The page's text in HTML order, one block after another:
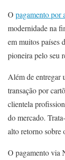
O pagamento por
modernidade na
em muitos países
pioneira pelo seu
Além de entregar
transação por
clientela
do mercado.
alto retorno sobre
O pagamento via